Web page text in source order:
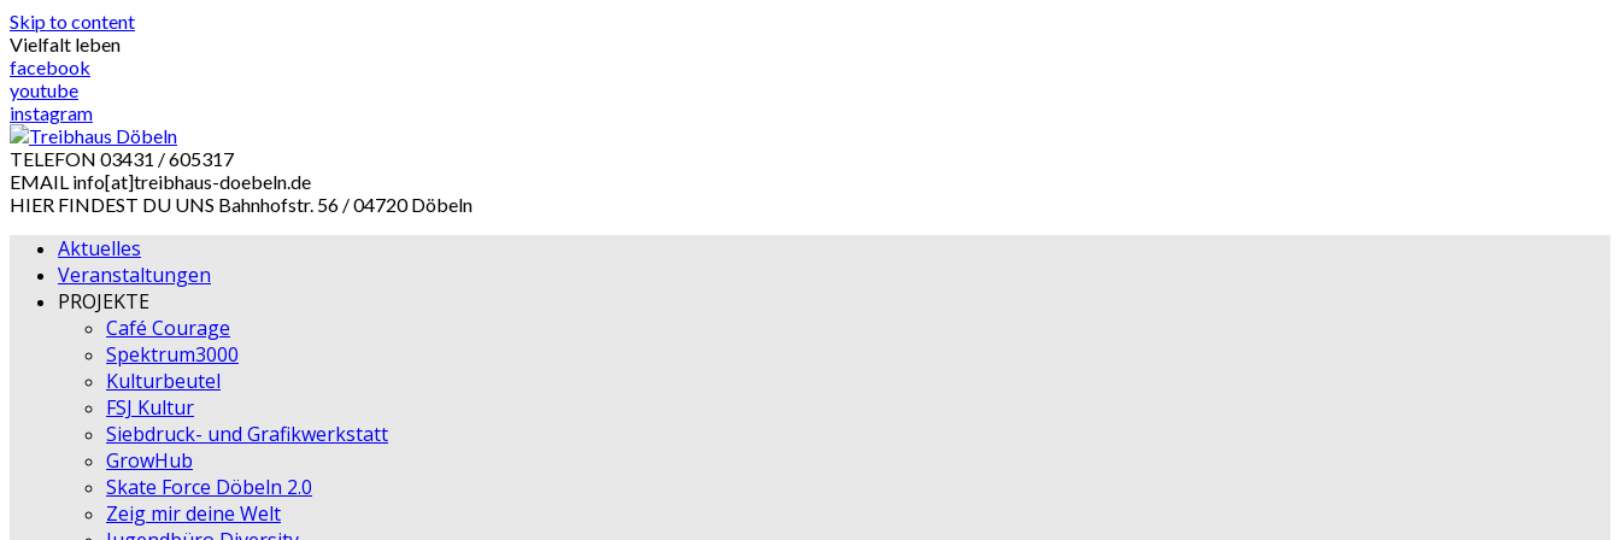
Skip to content
Vielfalt leben
facebook
youtube
instagram
TELEFON 03431 / 605317
EMAIL info[at]treibhaus-doebeln.de
HIER FINDEST DU UNS Bahnhofstr. 56 / 04720 Döbeln
Aktuelles
Veranstaltungen
PROJEKTE
Café Courage
Spektrum3000
Kulturbeutel
FSJ Kultur
Siebdruck- und Grafikwerkstatt
GrowHub
Skate Force Döbeln 2.0
Zeig mir deine Welt